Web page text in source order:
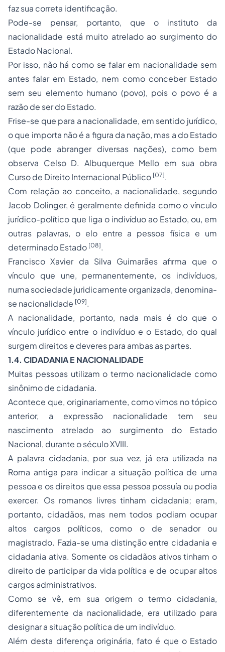
faz sua correta identificação.
Pode-se pensar, portanto, que o instituto da
nacionalidade está muito atrelado ao surgimento do
Estado Nacional.
Por isso, não há como se falar em nacionalidade sem
antes falar em Estado, nem como conceber Estado
sem seu elemento humano (povo), pois o povo é a
razão de ser do Estado.
Frise-se que para a nacionalidade, em sentido jurídico,
o que importa não é a figura da nação, mas a do Estado
(que pode abranger diversas nações), como bem
observa Celso D. Albuquerque Mello em sua obra
Curso de Direito Internacional Público [07].
Com relação ao conceito, a nacionalidade, segundo
Jacob Dolinger, é geralmente definida como o vínculo
jurídico-político que liga o indivíduo ao Estado, ou, em
outras palavras, o elo entre a pessoa física e um
determinado Estado [08].
Francisco Xavier da Silva Guimarães afirma que o
vínculo que une, permanentemente, os indivíduos,
numa sociedade juridicamente organizada, denomina-
se nacionalidade [09].
A nacionalidade, portanto, nada mais é do que o
vínculo jurídico entre o indivíduo e o Estado, do qual
surgem direitos e deveres para ambas as partes.
1.4. CIDADANIA E NACIONALIDADE
Muitas pessoas utilizam o termo nacionalidade como
sinônimo de cidadania.
Acontece que, originariamente, como vimos no tópico
anterior, a expressão nacionalidade tem seu
nascimento atrelado ao surgimento do Estado
Nacional, durante o século XVIII.
A palavra cidadania, por sua vez, já era utilizada na
Roma antiga para indicar a situação política de uma
pessoa e os direitos que essa pessoa possuía ou podia
exercer. Os romanos livres tinham cidadania; eram,
portanto, cidadãos, mas nem todos podiam ocupar
altos cargos políticos, como o de senador ou
magistrado. Fazia-se uma distinção entre cidadania e
cidadania ativa. Somente os cidadãos ativos tinham o
direito de participar da vida política e de ocupar altos
cargos administrativos.
Como se vê, em sua origem o termo cidadania,
diferentemente da nacionalidade, era utilizado para
designar a situação política de um indivíduo.
Além desta diferença originária, fato é que o Estado